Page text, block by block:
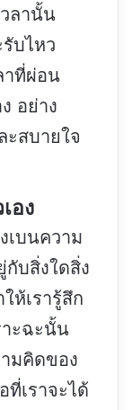
ลานั้น
บไหว
าที่ผ่อน
อย่าง
สบายใจ
อง
เบนความ
กับสิ่งใดสิ่ง
ห้เรารู้สึก
าะฉะนั้น
ามคิดของ
ที่เราจะได้